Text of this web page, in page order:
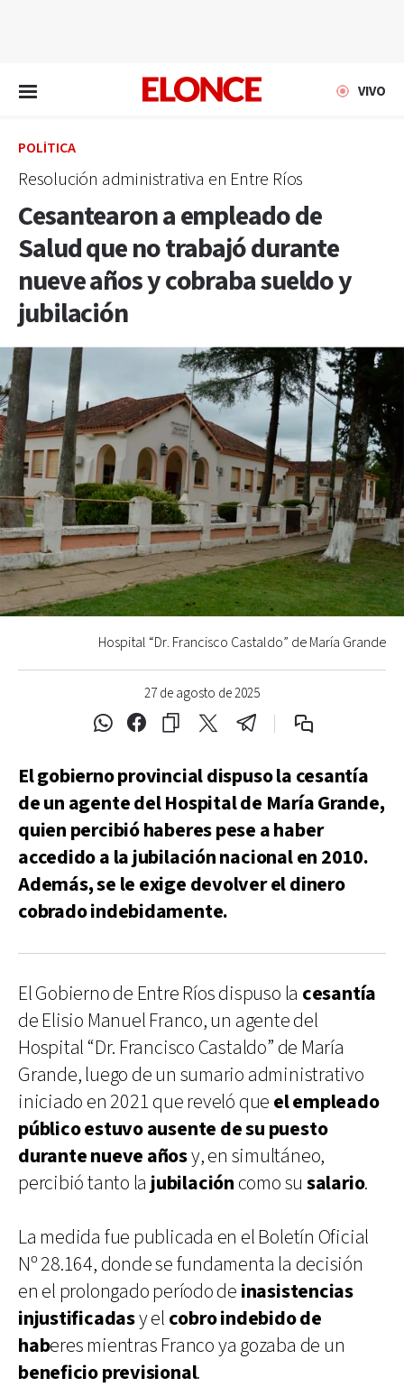
VIVO
POLÍTICA
Resolución administrativa en Entre Ríos
Cesantearon a empleado de
Salud que no trabajó durante
nueve años y cobraba sueldo y
jubilación
27 de agosto de 2025
Hospital “Dr. Francisco Castaldo” de María Grande
El gobierno provincial dispuso la cesantía
de un agente del Hospital de María Grande,
quien percibió haberes pese a haber
accedido a la jubilación nacional en 2010.
Además, se le exige devolver el dinero
cobrado indebidamente.
El Gobierno de Entre Ríos dispuso la cesantía
de Elisio Manuel Franco, un agente del
Hospital “Dr. Francisco Castaldo” de María
Grande, luego de un sumario administrativo
iniciado en 2021 que reveló que el empleado
público estuvo ausente de su puesto
durante nueve añosy, en simultáneo,
percibió tanto la jubilación como su salario.
La medida fue publicada en el Boletín Oficial
Nº 28.164, donde se fundamenta la decisión
en el prolongado período de inasistencias
injustificadasy el cobro indebido de
haberes mientras Franco ya gozaba de un
beneficio previsional.